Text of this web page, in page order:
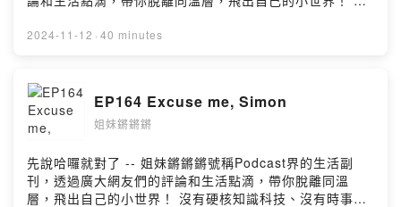
ㄎㄧㄤ的內容，獻給最ㄎㄧㄤ的大家🤪 Megan與Amber，
Facebook| https://www.facebook.com/kiangsis
Instagram| https://www.instagram.com/kiang_sis --
Hosting provided by SoundOn
2024-11-12 · 40 minutes
EP164 Excuse me, Simon
姐妹鏘鏘鏘
先說哈囉就對了 -- 姐妹鏘鏘鏘號稱Podcast界的生活副
刊，透過廣大網友們的評論和生活點滴，帶你脫離同溫
層，飛出自己的小世界！ 沒有硬核知識科技、沒有時事時